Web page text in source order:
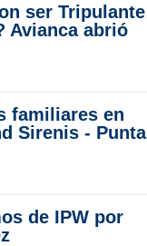
ser Tripulante
Avianca abrió
familiares en
Sirenis - Punta
de IPW por